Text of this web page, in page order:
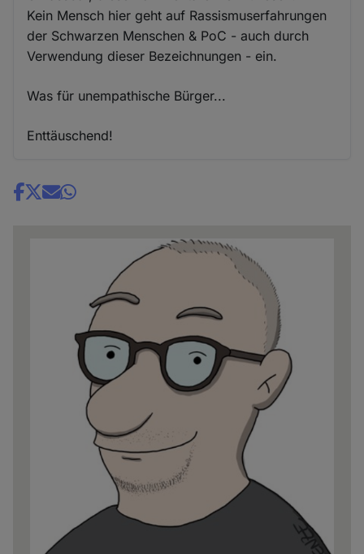
Kein Mensch hier geht auf Rassismuserfahrungen
der Schwarzen Menschen & PoC - auch durch
Verwendung dieser Bezeichnungen - ein.
Was für unempathische Bürger...
Enttäuschend!
Share